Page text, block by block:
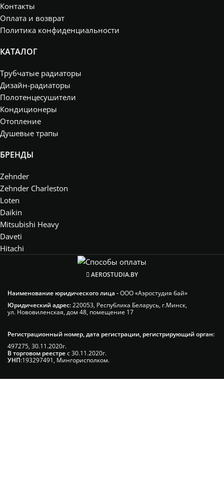
Контакты
Оплата и возврат
Политика конфиденциальности
КАТАЛОГ
Трубчатые радиаторы
Дизайн-радиаторы
Полотенцесушители
Кондиционеры
Отопление
Душевые трапы
БРЕНДЫ
Zehnder
Zehnder Charleston
Loten
Daikin
Mitsubishi Heavy
Daveti
Hitachi
AEROSTUDIA.BY
Наименование юридического лица -ООО «Аэростудия бай»
Юридический адрес:220053, Республика Беларусь, г.Минск,
ул. Нововиленская, дом 48, помещение 17
Регистрационный номер, дата регистрации, регистрирующий орган:
497275, 30.11.2020г.
В торговом реестрес 30.11.2020г.
УНП:193297491, Мингорисполком.